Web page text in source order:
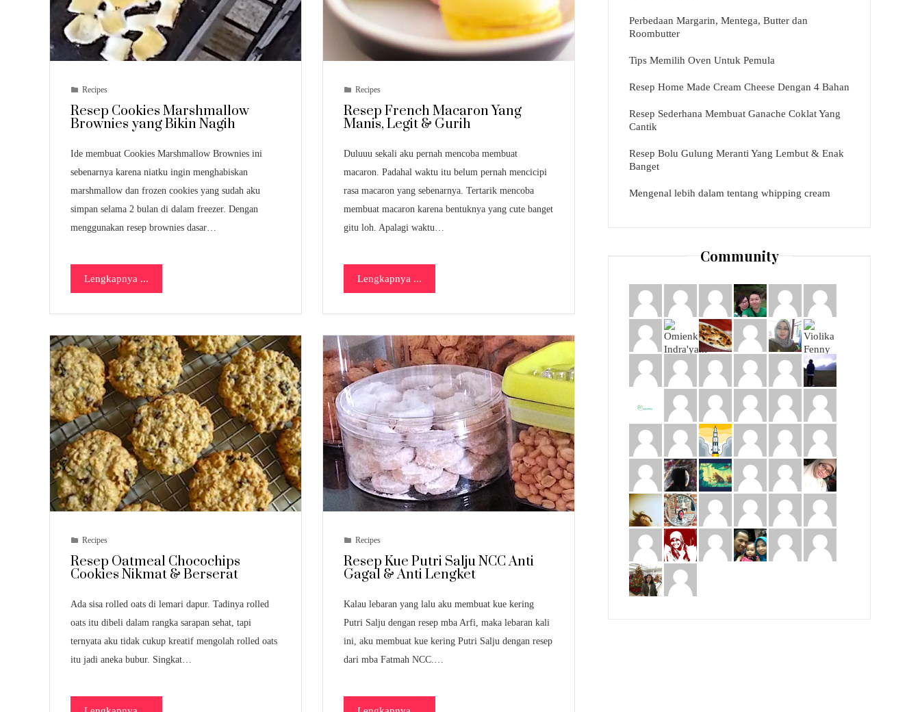
Recipes
Resep Cookies Marshmallow
Brownies yang Bikin Nagih
Ide membuat Cookies Marshmallow Brownies ini
sebenarnya karena niatku ingin menghabiskan
marshmallow dan frozen cookies yang sudah aku
simpan selama 2 bulan di dalam freezer. Dengan
menggunakan resep brownies dasar…
Lengkapnya ...
Recipes
Resep French Macaron Yang
Manis, Legit & Gurih
Duluuu sekali aku pernah mencoba membuat
macaron. Padahal waktu itu belum pernah mencicipi
rasa macaron yang sebenarnya. Tertarik mencoba
membuat macaron karena bentuknya yang cute banget
gitu loh. Apalagi waktu…
Lengkapnya ...
Recipes
Resep Oatmeal Chocochips
Cookies Nikmat & Berserat
Ada sisa rolled oats di lemari dapur. Tadinya rolled
oats itu dibeli dalam rangka sarapan sehat, tapi
ternyata aku tidak cukup kreatif mengolah rolled oats
itu jadi aneka bubur. Singkat…
Recipes
Resep Kue Putri Salju NCC Anti
Gagal & Anti Lengket
Kalau lebaran yang lalu aku membuat kue kering
Putri Salju dengan resep mba Arfi, maka lebaran kali
ini, aku membuat kue kering Putri Salju dengan resep
dari mba Fatmah NCC.…
Perbedaan Margarin, Mentega, Butter dan
Roombutter
Tips Memilih Oven Untuk Pemula
Resep Home Made Cream Cheese Dengan 4 Bahan
Resep Sederhana Membuat Ganache Coklat Yang
Cantik
Resep Bolu Gulung Meranti Yang Lembut & Enak
Banget
Mengenal lebih dalam tentang whipping cream
Community